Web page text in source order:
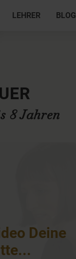
LEHRER BLOG
8 Jahren
Deine
...